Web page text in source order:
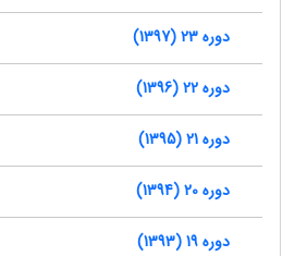
دوره 23 (1397)
دوره 22 (1396)
دوره 21 (1395)
دوره 20 (1394)
دوره 19 (1393)